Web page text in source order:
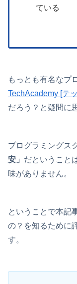
ている
もっとも有名なプ
TechAcademy [テ
だろう？と疑問に
プログラミングス
安」 だということ
味がありません。
ということで本記
の？を知るために
す。